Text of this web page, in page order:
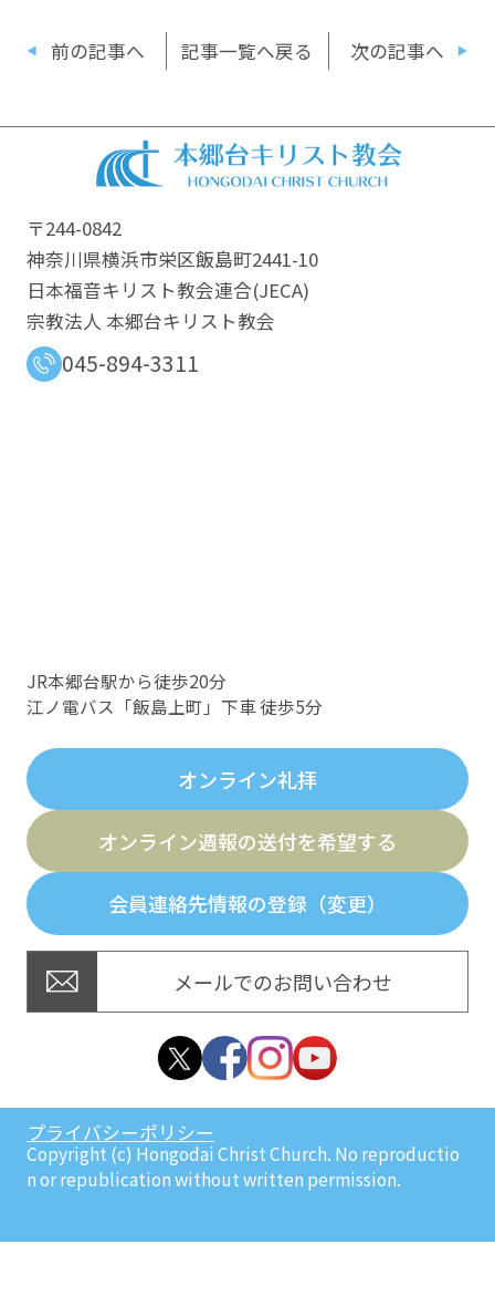
前の記事へ 記事一覧へ戻る 次の記事へ
〒244-0842
神奈川県横浜市栄区飯島町2441-10
日本福音キリスト教会連合​(JECA)
宗教法人 本郷台キリスト教会
045-894-3311
JR本郷台駅から徒歩20分
江ノ電バス「飯島上町」下車 徒歩5分
オンライン礼拝
オンライン週報の送付を希望する
会員連絡先情報の登録（変更）
メールでのお問い合わせ
プライバシーポリシー
Copyright (c) Hongodai Christ Church. No reproductio
n or republication without written permission.